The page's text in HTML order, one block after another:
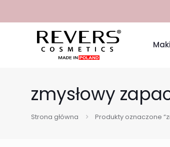
zmysłowy
Strona główna Produkty oznaczone